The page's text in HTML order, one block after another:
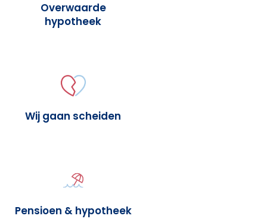
Overwaarde
hypotheek
Wij gaan scheiden
Pensioen & hypotheek